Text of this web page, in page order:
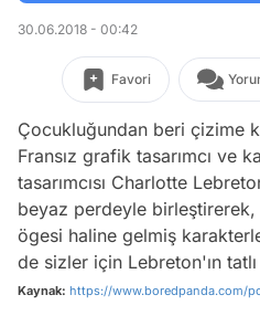
30.06.2018 - 00:42
Favori
Çocukluğundan beri çizime
Fransız grafik tasarımcı ve
tasarımcısı Charlotte
beyaz perdeyle
ögesi haline gelmiş
de sizler için Lebreton'ın tatlı
Kaynak: https://www.boredpanda.com/